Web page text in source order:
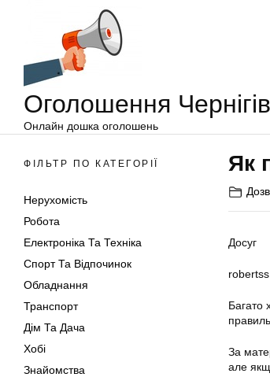
Оголошення Чернігів
Онлайн дошка оголошень
ФІЛЬТР ПО КАТЕГОРІЇ
Нерухомість
Робота
Електроніка Та Техніка
Спорт Та Відпочинок
Обладнання
Транспорт
Дім Та Дача
Хобі
Знайомства
Як
Досуг
robertss
Багато
За
але